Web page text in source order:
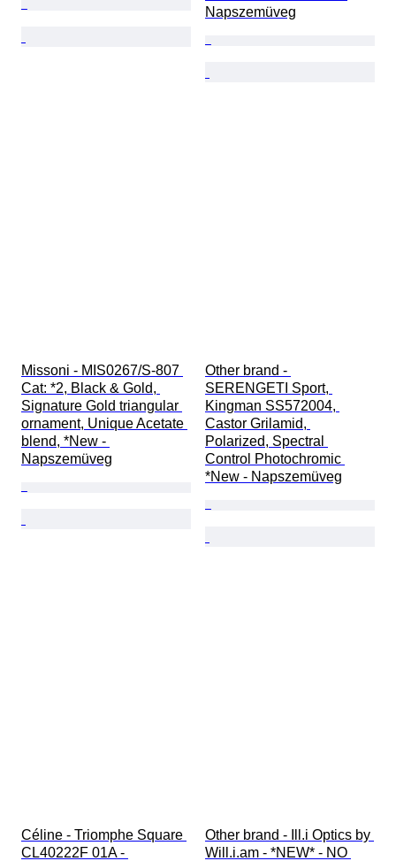
Napszemüveg
Missoni - MIS0267/S-807
Cat: *2, Black & Gold,
Signature Gold triangular
ornament, Unique Acetate
blend, *New -
Napszemüveg
Other brand -
SERENGETI Sport,
Kingman SS572004,
Castor Grilamid,
Polarized, Spectral
Control Photochromic
*New - Napszemüveg
Céline - Triomphe Square
CL40222F 01A -
Other brand - Ill.i Optics by
Will.i.am - *NEW* - NO